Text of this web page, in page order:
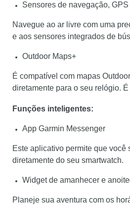
Sensores de navegação,
Navegue ao ar livre com uma
e aos sensores integrados de
Outdoor Maps+
É compatível com mapas
diretamente para o seu relógio.
Funções inteligentes:
App Garmin Messenger
Este aplicativo permite que
diretamente do seu smartwatch.
Widget de amanhecer e
Planeje sua aventura com os